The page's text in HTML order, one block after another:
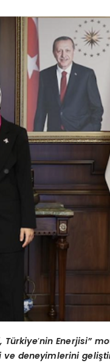
Türkiye’nin Enerjisi”
ve deneyimlerini